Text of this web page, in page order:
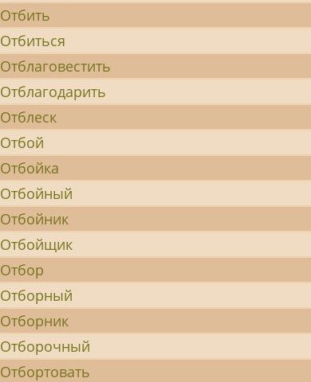
Отбить
Отбиться
Отблаговестить
Отблагодарить
Отблеск
Отбой
Отбойка
Отбойный
Отбойник
Отбойщик
Отбор
Отборный
Отборник
Отборочный
Отбортовать